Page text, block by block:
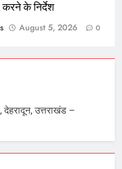
के निर्देश
August 5, 2026 0
देहरादून, उत्तराखंड –